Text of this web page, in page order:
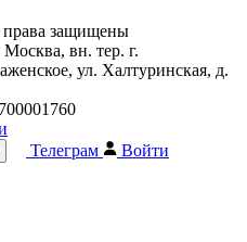
защищены
вн. тер. г.
ул. Халтуринская, д.
Телеграм Войти